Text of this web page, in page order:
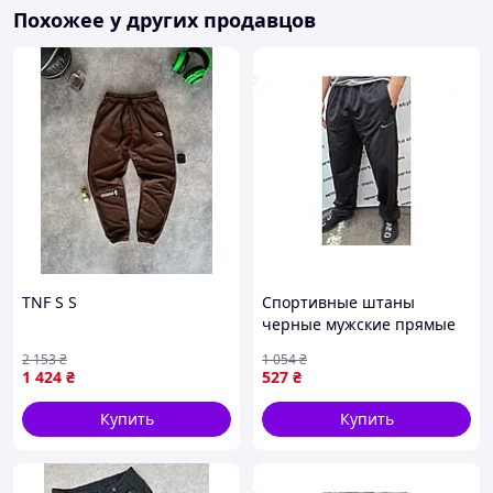
Мы стремимся к тому, чтобы вы были довольны
своей покупкой, и всегда готовы помочь!
Похожее у других продавцов
TNF S S
1 424 ₴
2 153₴
Купить
Спортивные штаны
черные мужские прямые
двонитки
527 ₴
1 054₴
Купить